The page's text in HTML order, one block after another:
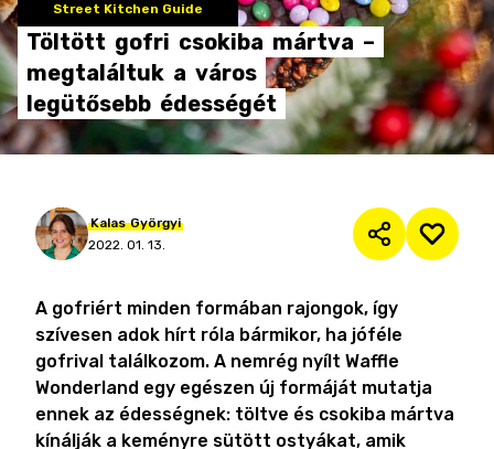
Street Kitchen Guide
Töltött gofri csokiba mártva –
megtaláltuk a város
legütősebb édességét
Kalas Györgyi
2022. 01. 13.
A gofriért minden formában rajongok, így
szívesen adok hírt róla bármikor, ha jóféle
gofrival találkozom. A nemrég nyílt Waffle
Wonderland egy egészen új formáját mutatja
ennek az édességnek: töltve és csokiba mártva
kínálják a keményre sütött ostyákat, amik